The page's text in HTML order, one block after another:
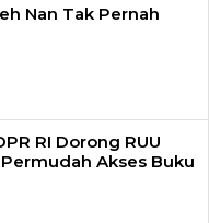
Nan Tak Pernah
RI Dorong RUU
Akses Buku